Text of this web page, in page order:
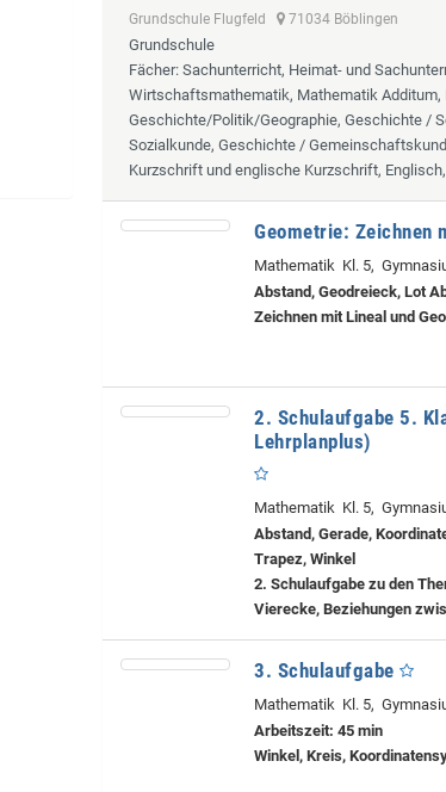
Grundschule Flugfeld 71034 Böblingen
Grundschule
Fächer: Sachunterricht, Heimat- und
Wirtschaftsmathematik, Mathematik
Geschichte/Politik/Geographie, Geschichte /
Sozialkunde, Geschichte /
Kurzschrift und englische Kurzschrift,
Geometrie: Zeichnen
Mathematik Kl. 5,
Abstand, Geodreieck, Lot
Zeichnen mit Lineal und
2. Schulaufgabe 5.
Lehrplanplus)
Mathematik Kl. 5,
Abstand, Gerade,
Trapez, Winkel
2. Schulaufgabe zu den
Vierecke, Beziehungen
3. Schulaufgabe
Mathematik Kl. 5,
Arbeitszeit: 45 min
Winkel, Kreis,